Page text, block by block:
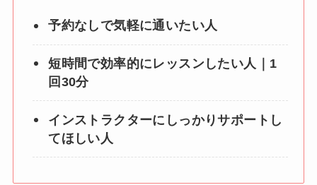
予約なしで気軽に通いたい人
短時間で効率的にレッスンしたい人｜1
回30分
インストラクターにしっかりサポートし
てほしい人